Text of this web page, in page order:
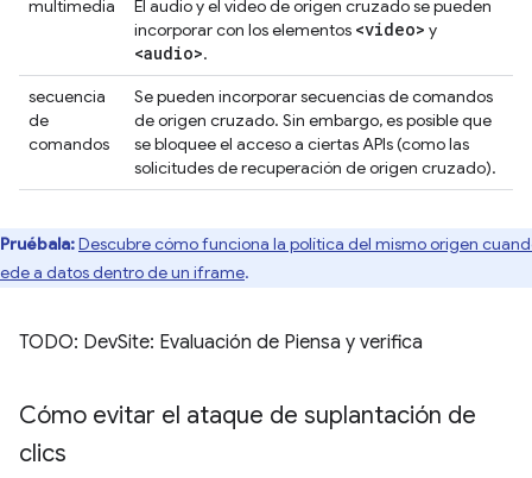
multimedia
El audio y el video de origen cruzado se pueden
incorporar con los elementos <video> y
<audio>.
secuencia
de
comandos
Se pueden incorporar secuencias de comandos
de origen cruzado. Sin embargo, es posible que
se bloquee el acceso a ciertas APIs (como las
solicitudes de recuperación de origen cruzado).
Pruébala:Descubre cómo funciona la política del mismo origen
a datos dentro de un iframe.
TODO: DevSite: Evaluación de Piensa y verifica
Cómo evitar el ataque de suplantación de
clics